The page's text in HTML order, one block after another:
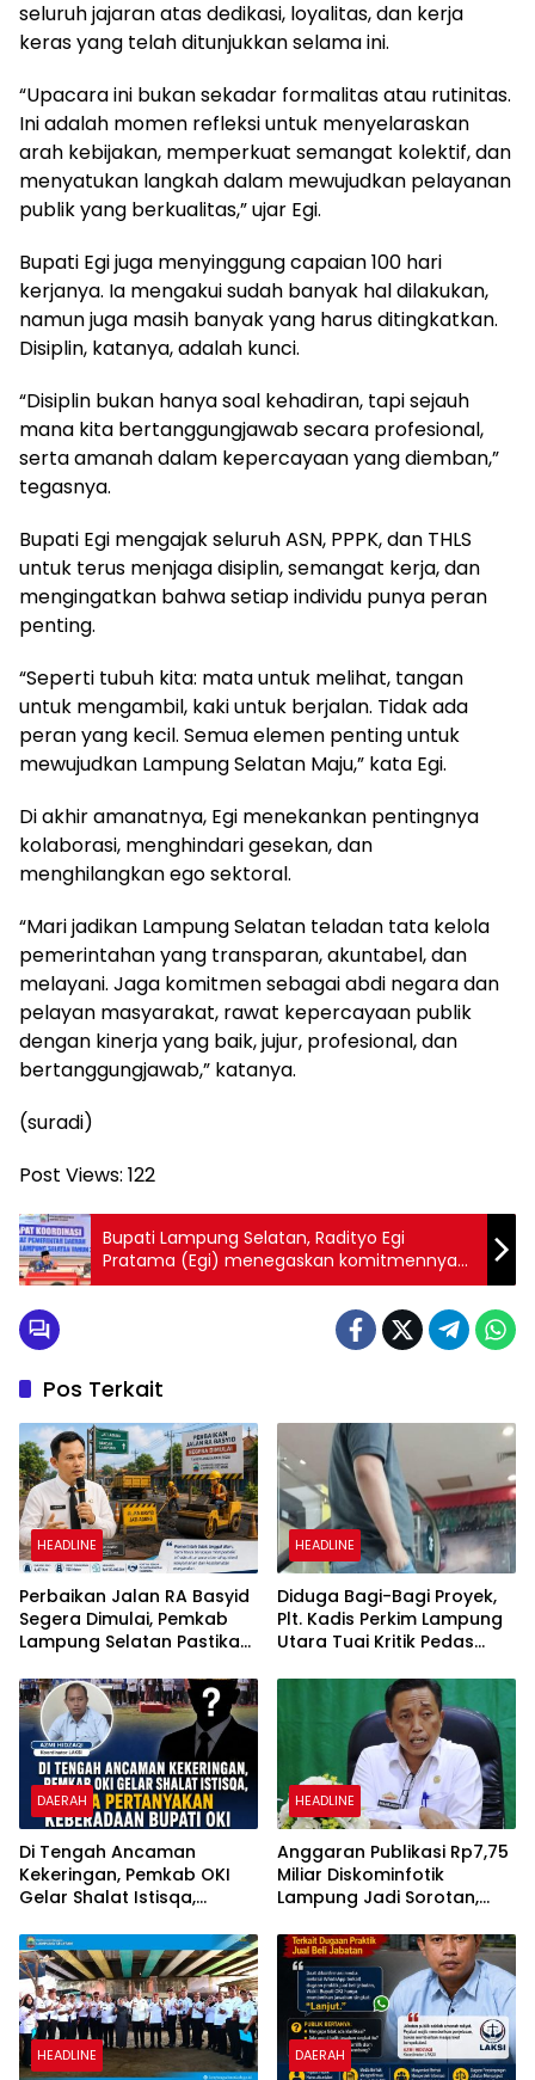
seluruh jajaran atas dedikasi, loyalitas, dan kerja
keras yang telah ditunjukkan selama ini.
“Upacara ini bukan sekadar formalitas atau rutinitas.
Ini adalah momen refleksi untuk menyelaraskan
arah kebijakan, memperkuat semangat kolektif, dan
menyatukan langkah dalam mewujudkan pelayanan
publik yang berkualitas,” ujar Egi.
Bupati Egi juga menyinggung capaian 100 hari
kerjanya. Ia mengakui sudah banyak hal dilakukan,
namun juga masih banyak yang harus ditingkatkan.
Disiplin, katanya, adalah kunci.
“Disiplin bukan hanya soal kehadiran, tapi sejauh
mana kita bertanggungjawab secara profesional,
serta amanah dalam kepercayaan yang diemban,”
tegasnya.
Bupati Egi mengajak seluruh ASN, PPPK, dan THLS
untuk terus menjaga disiplin, semangat kerja, dan
mengingatkan bahwa setiap individu punya peran
penting.
“Seperti tubuh kita: mata untuk melihat, tangan
untuk mengambil, kaki untuk berjalan. Tidak ada
peran yang kecil. Semua elemen penting untuk
mewujudkan Lampung Selatan Maju,” kata Egi.
Di akhir amanatnya, Egi menekankan pentingnya
kolaborasi, menghindari gesekan, dan
menghilangkan ego sektoral.
“Mari jadikan Lampung Selatan teladan tata kelola
pemerintahan yang transparan, akuntabel, dan
melayani. Jaga komitmen sebagai abdi negara dan
pelayan masyarakat, rawat kepercayaan publik
dengan kinerja yang baik, jujur, profesional, dan
bertanggungjawab,” katanya.
(suradi)
Post Views: 122
Bupati Lampung Selatan, Radityo Egi
Pratama (Egi) menegaskan komitmennya
untuk mengembalikan marwah jabatan
camat sebagai perpanjangan tangan
Pos Terkait
HEADLINE
Perbaikan Jalan RA Basyid
Segera Dimulai, Pemkab
Lampung Selatan Pastikan
Aman dan Nyaman
HEADLINE
Diduga Bagi-Bagi Proyek,
Plt. Kadis Perkim Lampung
Utara Tuai Kritik Pedas
DAERAH
Di Tengah Ancaman
Kekeringan, Pemkab OKI
Gelar Shalat Istisqa,
Keberadaan Bupati OKI
HEADLINE
Anggaran Publikasi Rp7,75
Miliar Diskominfotik
Lampung Jadi Sorotan,
Dana Dipertanyakan
HEADLINE DAERAH